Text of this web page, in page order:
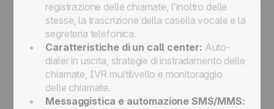
registrazione delle chiamate, l'inoltro delle
stesse, la trascrizione della casella vocale e la
segreteria telefonica.
Caratteristiche di un call center: Auto-
dialer in uscita, strategie di instradamento delle
chiamate, IVR multilivello e monitoraggio
delle chiamate.
Messaggistica e automazione SMS/MMS: